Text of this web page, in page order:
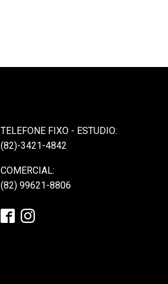
TELEFONE FIXO - ESTUDIO:
(82)-3421-4842
COMERCIAL:
(82) 99621-8806